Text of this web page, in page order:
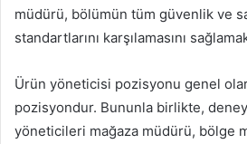
müdürü, bölümün tüm güvenlik ve
standartlarını karşılamasını
Ürün yöneticisi pozisyonu genel
pozisyondur. Bununla birlikte,
yöneticileri mağaza müdürü, bölge